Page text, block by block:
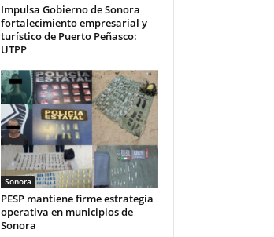
Impulsa Gobierno de Sonora
fortalecimiento empresarial y
turístico de Puerto Peñasco:
UTPP
Sonora
PESP mantiene firme estrategia
operativa en municipios de
Sonora